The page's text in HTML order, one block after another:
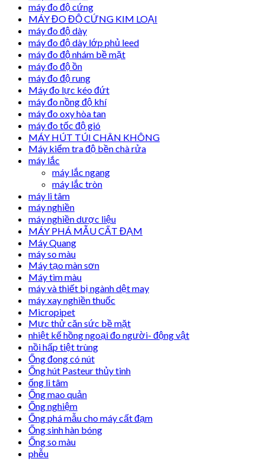
máy đo độ cứng
MÁY ĐO ĐỘ CỨNG KIM LOẠI
máy đo độ dày
máy đo độ dày lớp phủ leed
máy đo độ nhám bề mặt
máy đo độ ồn
máy đo độ rung
Máy đo lực kéo đứt
máy đo nồng độ khí
máy đo oxy hòa tan
máy đo tốc độ gió
MÁY HÚT TÚI CHÂN KHÔNG
Máy kiểm tra độ bền chà rửa
máy lắc
máy lắc ngang
máy lắc tròn
máy li tâm
máy nghiền
máy nghiền dược liệu
MÁY PHÁ MẪU CẤT ĐẠM
Máy Quang
máy so màu
Máy tạo màn sơn
Máy tìm màu
máy và thiết bị ngành dệt may
máy xay nghiền thuốc
Micropipet
Mực thử căn sức bề mặt
nhiệt kế hồng ngoại đo người- động vật
nồi hấp tiệt trùng
Ống đong có nút
Ống hút Pasteur thủy tinh
ống li tâm
Ống mao quản
Ống nghiệm
Ống phá mẫu cho máy cất đạm
Ống sinh hàn bóng
Ống so màu
phễu